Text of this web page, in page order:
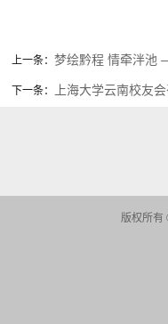
上一条： 梦绘黔程 情牵泮池
下一条： 上海大学云南校友
版权所有